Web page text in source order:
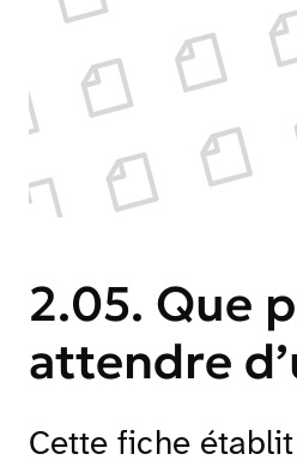
2.05. Que
attendre
Cette fiche